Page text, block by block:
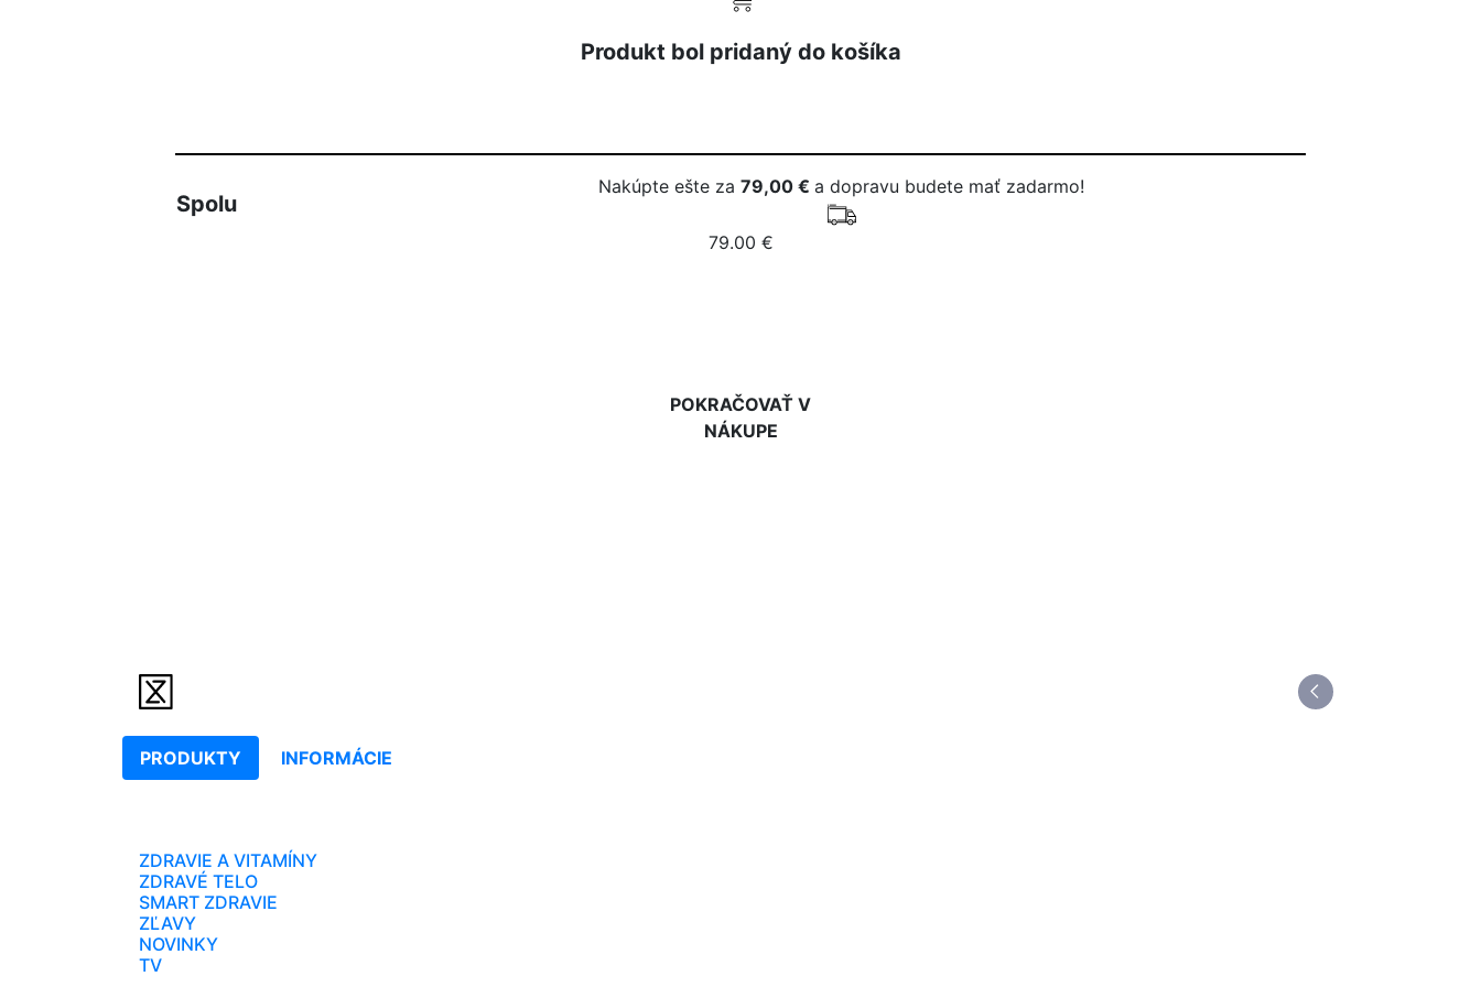
Produkt bol pridaný do košíka
Spolu
Nakúpte ešte za 79,00 € a dopravu budete mať zadarmo!
79.00 €
POKRAČOVAŤ V
NÁKUPE
PRODUKTY INFORMÁCIE
ZDRAVIE A VITAMÍNY
ZDRAVÉ TELO
SMART ZDRAVIE
ZĽAVY
NOVINKY
TV